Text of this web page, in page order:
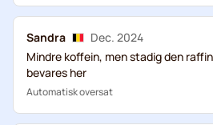
Sandra
Dec. 2024
Mindre koffein, men stadig den
bevares her
Automatisk oversat